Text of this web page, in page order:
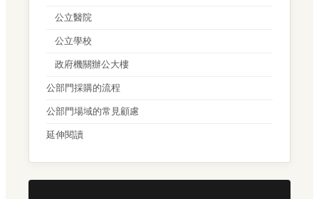
公立醫院
公立學校
政府機關辦公大樓
公部門採購的流程
公部門場域的常見顧慮
延伸閱讀